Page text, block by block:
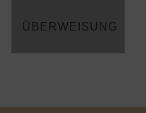
ÜBERWEISUNG